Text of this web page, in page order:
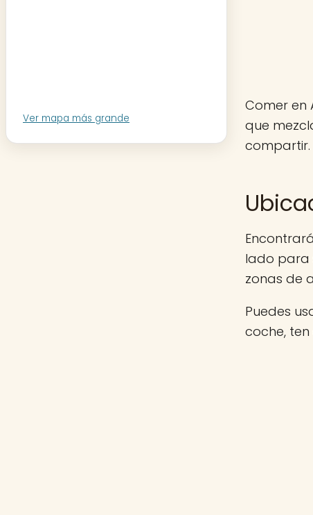
Ver mapa más grande
Comer en
que
compartir.
lado para
zonas de
Puedes
coche,